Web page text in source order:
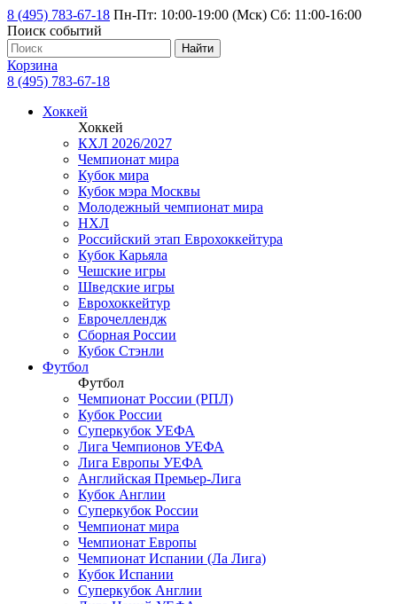
8 (495) 783-67-18 Пн-Пт: 10:00-19:00 (Мск) Сб: 11:00-16:00
Поиск событий
Найти
Корзина
8 (495) 783-67-18
Хоккей
Хоккей
КХЛ 2026/2027
Чемпионат мира
Кубок мира
Кубок мэра Москвы
Молодежный чемпионат мира
НХЛ
Российский этап Еврохоккейтура
Кубок Карьяла
Чешские игры
Шведские игры
Еврохоккейтур
Еврочеллендж
Сборная России
Кубок Стэнли
Футбол
Футбол
Чемпионат России (РПЛ)
Кубок России
Суперкубок УЕФА
Лига Чемпионов УЕФА
Лига Европы УЕФА
Английская Премьер-Лига
Кубок Англии
Суперкубок России
Чемпионат мира
Чемпионат Европы
Чемпионат Испании (Ла Лига)
Кубок Испании
Суперкубок Англии